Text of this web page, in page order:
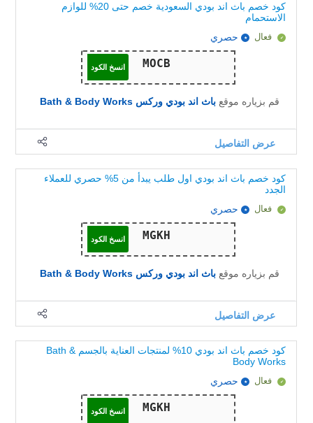
كود خصم باث اند بودي السعودية خصم حتى 20% للوازم
الاستحمام
فعال حصري
انسخ الكود
قم بزياره موقعباث اند بودي وركس Bath & Body Works
عرض التفاصيل
كود خصم باث اند بودي اول طلب يبدأ من 5% حصري للعملاء
الجدد
فعال حصري
انسخ الكود
قم بزياره موقعباث اند بودي وركس Bath & Body Works
عرض التفاصيل
كود خصم باث اند بودي 10% لمنتجات العناية بالجسم Bath &
Body Works
فعال حصري
انسخ الكود